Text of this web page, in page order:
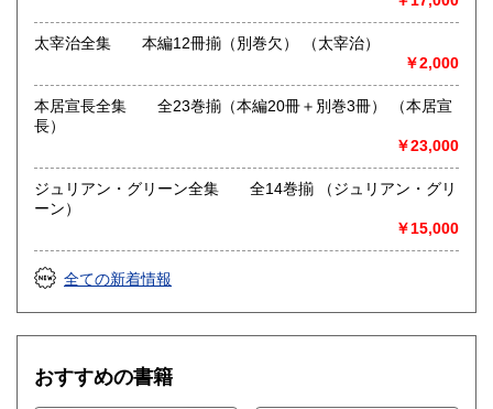
太宰治全集 本編12冊揃（別巻欠） （太宰治）
￥2,000
本居宣長全集 全23巻揃（本編20冊＋別巻3冊） （本居宣
長）
￥23,000
ジュリアン・グリーン全集 全14巻揃 （ジュリアン・グリ
ーン）
￥15,000
全ての新着情報
おすすめの書籍